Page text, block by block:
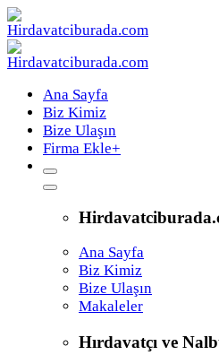
Ana Sayfa
Biz Kimiz
Bize Ulaşın
Firma Ekle+
Ana Sayfa
Biz Kimiz
Bize Ulaşın
Makaleler
Hırdavatçı ve